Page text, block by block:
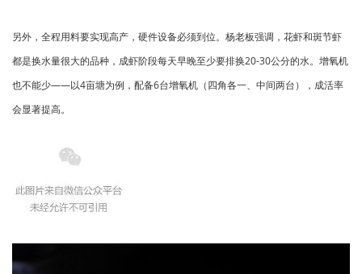
另外，全程用料要实现高产，硬件设备必须到位。杨老板强调，花虾和斑节虾
都是换水量很大的品种，成虾阶段每天早晚至少要排换20-30公分的水。增氧机
也不能少——以4亩塘为例，配备6台增氧机（四角各一、中间两台），成活率
会显著提高。